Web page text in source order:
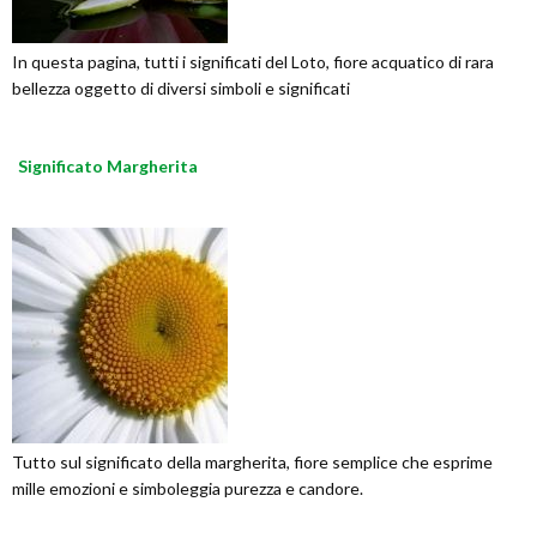
In questa pagina, tutti i significati del Loto, fiore acquatico di rara
bellezza oggetto di diversi simboli e significati
Significato Margherita
Tutto sul significato della margherita, fiore semplice che esprime
mille emozioni e simboleggia purezza e candore.